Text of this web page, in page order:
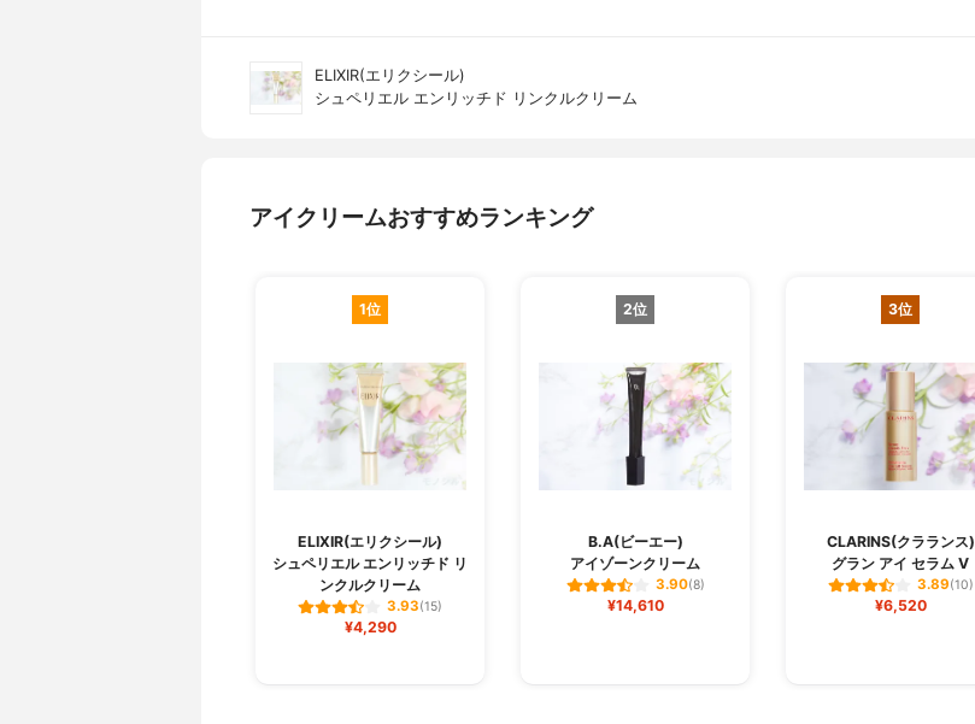
ELIXIR(エリクシール)
シュペリエル エンリッチド リンクルクリーム
アイクリームおすすめランキング
1位
ELIXIR(エリクシール)
シュペリエル エンリッチド リ
ンクルクリーム
3.93(15)
¥4,290
2位
B.A(ビーエー)
アイゾーンクリーム
3.90(8)
¥14,610
3位
CLARINS(クラランス)
グラン アイ セラム V
3.89(10)
¥6,520